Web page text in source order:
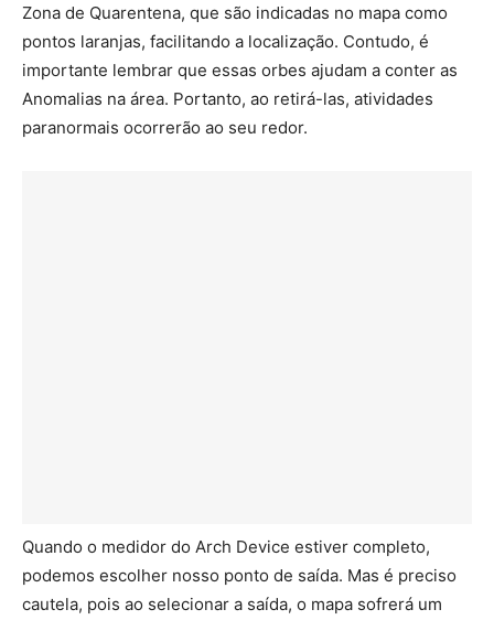
Zona de Quarentena, que são indicadas no mapa como
pontos laranjas, facilitando a localização. Contudo, é
importante lembrar que essas orbes ajudam a conter as
Anomalias na área. Portanto, ao retirá-las, atividades
paranormais ocorrerão ao seu redor.
Quando o medidor do Arch Device estiver completo,
podemos escolher nosso ponto de saída. Mas é preciso
cautela, pois ao selecionar a saída, o mapa sofrerá um